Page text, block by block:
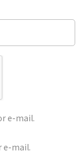
e-mail.
e-mail.